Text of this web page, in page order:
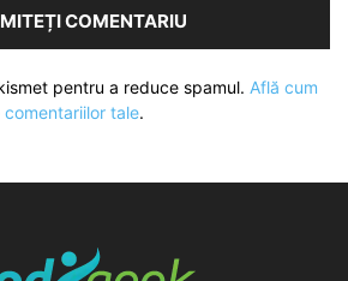
pentru a reduce spamul. Află cum
tale.